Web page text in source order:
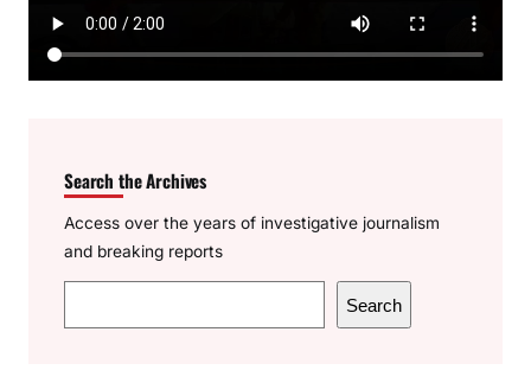
Search the Archives
Access over the years of investigative journalism
and breaking reports
e
Search